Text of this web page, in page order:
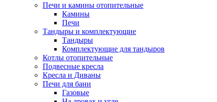
Печи и камины отопительные
Камины
Печи
Тандыры и комплектующие
Тандыры
Комплектующие для тандыров
Котлы отопительные
Подвесные кресла
Кресла и Диваны
Печи для бани
Газовые